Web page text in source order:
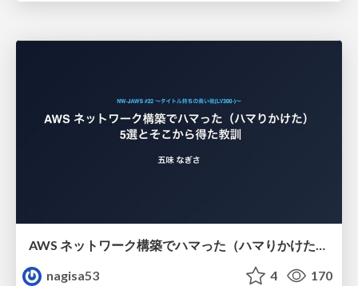
AWS ネットワーク構築でハマった（ハマりかけた） 5選とそこから得た教訓
nagisa53
4 170